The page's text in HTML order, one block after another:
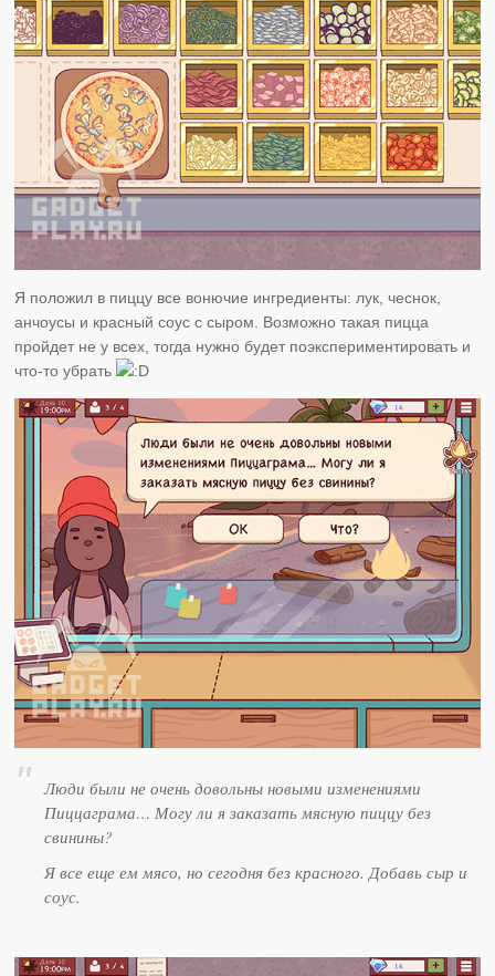
Я положил в пиццу все вонючие ингредиенты: лук, чеснок,
анчоусы и красный соус с сыром. Возможно такая пицца
пройдет не у всех, тогда нужно будет поэкспериментировать и
что-то убрать
Люди были не очень довольны новыми изменениями
Пиццаграма… Могу ли я заказать мясную пиццу без
свинины?
Я все еще ем мясо, но сегодня без красного. Добавь сыр и
соус.